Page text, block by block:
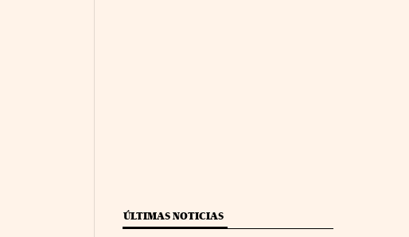
ÚLTIMAS NOTICIAS